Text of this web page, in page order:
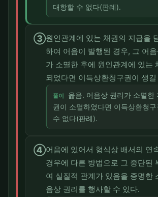
대항할 수 없다(판례).
③원인관계에 있는 채권의 지급을
하여 어음이 발행된 경우, 그 어
가 소멸한 후에 원인관계에 있는
되었다면 이득상환청구권이 생
풀이
옳음. 어음상 권리가 소멸한
권이 소멸하였다면 이득상환청구
수 없다(판례).
④어음에 있어서 형식상 배서의 연
경우에 다른 방법으로 그 중단된
여 실질적 관계가 있음을 증명한
음상 권리를 행사할 수 있다.